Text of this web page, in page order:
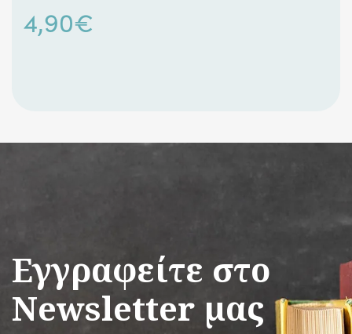
4,90€
Εγγραφείτε στο
Newsletter μας